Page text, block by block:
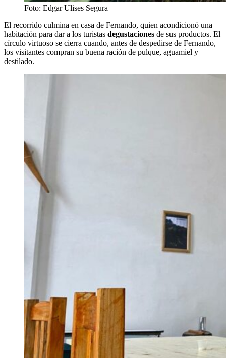
Foto: Edgar Ulises Segura
El recorrido culmina en casa de Fernando, quien acondicionó una
habitación para dar a los turistas degustaciones de sus productos. El
círculo virtuoso se cierra cuando, antes de despedirse de Fernando,
los visitantes compran su buena ración de pulque, aguamiel y
destilado.